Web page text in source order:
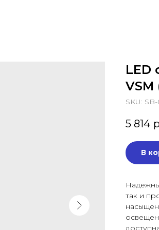
LED
VSM
SKU:
5 814
В
так и